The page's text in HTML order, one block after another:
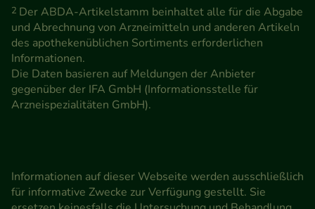
2 Der ABDA-Artikelstamm beinhaltet alle für die Abgabe
und Abrechnung von Arzneimitteln und anderen Artikeln
des apothekenüblichen Sortiments erforderlichen
Informationen.
Die Daten basieren auf Meldungen der Anbieter
gegenüber der IFA GmbH (Informationsstelle für
Arzneispezialitäten GmbH).
Informationen auf dieser Webseite werden ausschließlich
für informative Zwecke zur Verfügung gestellt. Sie